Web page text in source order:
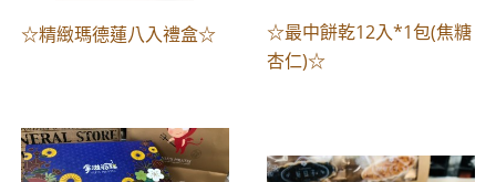
☆精緻瑪德蓮八入禮盒☆
☆最中餅乾12入*1包(焦糖
杏仁)☆